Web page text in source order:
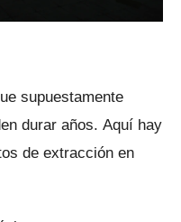
supuestamente
durar años. Aquí hay
de extracción en